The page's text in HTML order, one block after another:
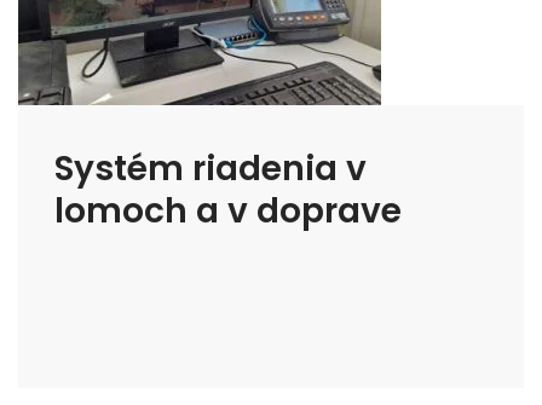
Systém riadenia v
lomoch a v doprave